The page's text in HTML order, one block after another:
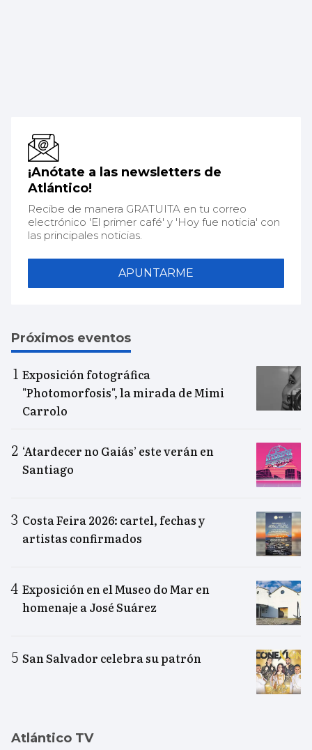
¡Anótate a las newsletters de
Atlántico!
Recibe de manera GRATUITA en tu correo
electrónico 'El primer café' y 'Hoy fue noticia' con
las principales noticias.
APUNTARME
Próximos eventos
Exposición fotográfica
"Photomorfosis", la mirada de Mimi
Carrolo
‘Atardecer no Gaiás’ este verán en
Santiago
Costa Feira 2026: cartel, fechas y
artistas confirmados
Exposición en el Museo do Mar en
homenaje a José Suárez
San Salvador celebra su patrón
Atlántico TV